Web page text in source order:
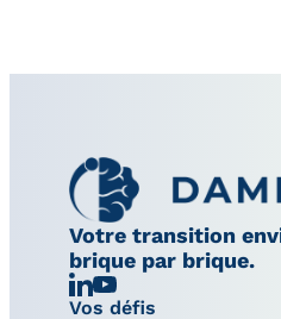
Votre transition
brique par brique.
Linkedin
Chaîne
Vos défis